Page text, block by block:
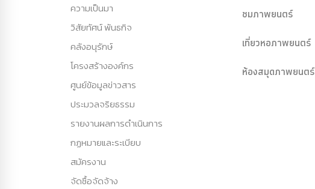
ความเป็นมา
วิสัยทัศน์ พันธกิจ
คลังอนุรักษ์
โครงสร้างองค์กร
ศูนย์ข้อมูลข่าวสาร
ประมวลจริยธรรม
รายงานผลการดำเนินการ
กฏหมายและระเบียบ
สมัครงาน
จัดซื้อจัดจ้าง
ชมภาพยนตร์
เที่ยวหอภาพยนตร์
ห้องสมุดภาพยนตร์